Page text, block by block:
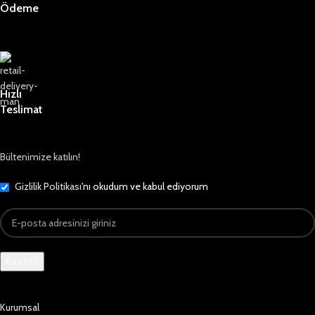
Ödeme
Hızlı
Teslimat
Bültenimize katılın!
Gizlilik Politikası'nı okudum ve kabul ediyorum
Kurumsal